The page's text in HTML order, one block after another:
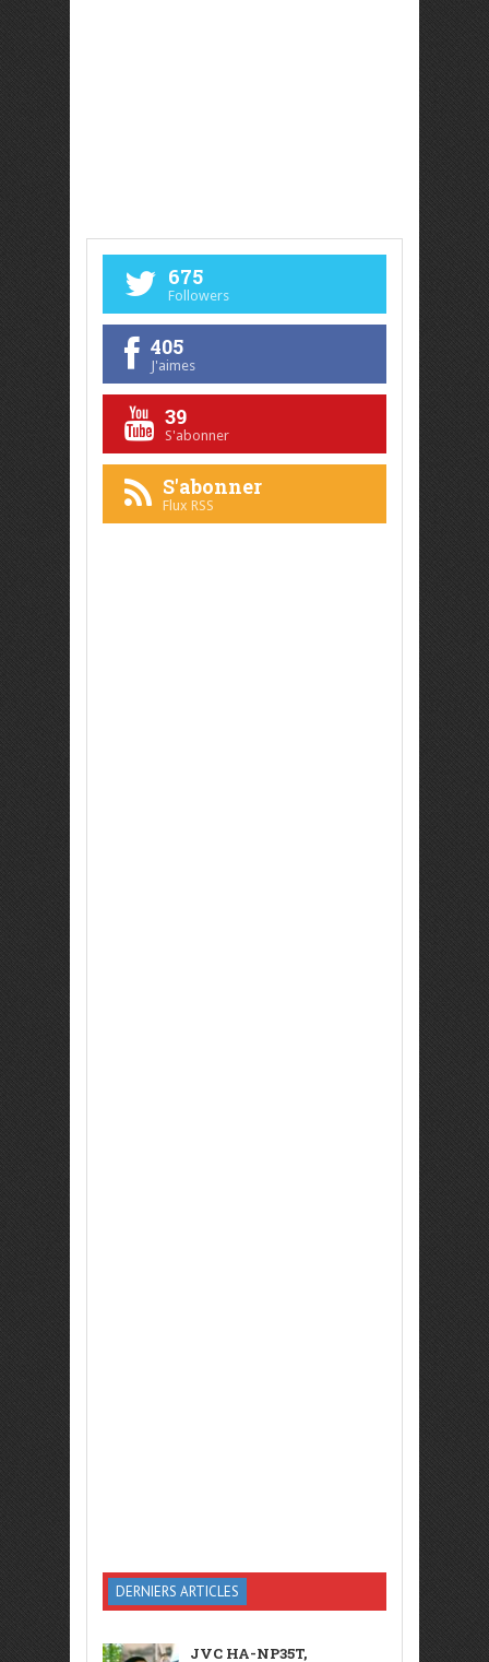
675
Followers
405
J'aimes
39
S'abonner
S'abonner
Flux RSS
DERNIERS ARTICLES
JVC HA-NP35T,